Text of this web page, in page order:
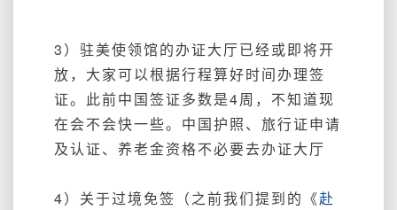
3）驻美使领馆的办证大厅已经或即将开
放，大家可以根据行程算好时间办理签
证。此前中国签证多数是4周，不知道现
在会不会快一些。 中国护照、旅行证申请
及认证、养老金资格不必要去办证大厅
4）关于过境免签（之前我们提到的《赴